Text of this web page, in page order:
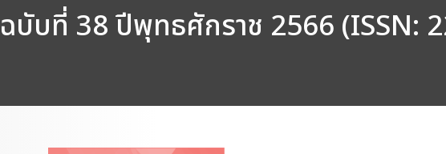
บับที่ 38 ปีพุทธศักราช 2566 (ISSN: